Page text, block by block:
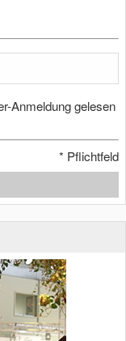
Anmeldung gelesen
* Pflichtfeld